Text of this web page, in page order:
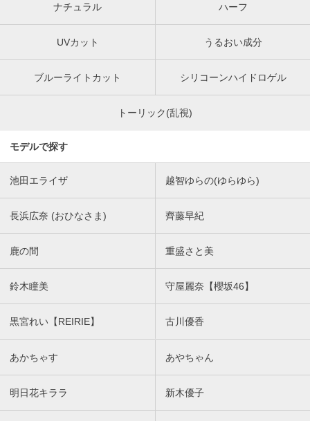
ナチュラル ハーフ
UVカット うるおい成分
ブルーライトカット シリコーンハイドロゲル
トーリック(乱視)
モデルで探す
池田エライザ 越智ゆらの(ゆらゆら)
長浜広奈 (おひなさま) 齊藤早紀
鹿の間 重盛さと美
鈴木瞳美 守屋麗奈【櫻坂46】
黒宮れい【REIRIE】 古川優香
あかちゃす あやちゃん
明日花キララ 新木優子